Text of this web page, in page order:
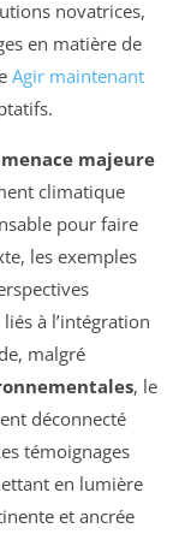
novatrices,
en matière de
Agir maintenant
menace majeure
climatique
pour faire
les exemples
à l’intégration
malgré
, le
déconnecté
témoignages
en lumière
et ancrée